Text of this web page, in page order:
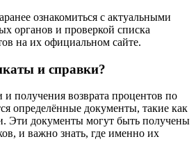
ознакомиться с актуальными
органов и проверкой списка
на их официальном сайте.
и справки?
получения возврата процентов по
определённые документы, такие как
Эти документы могут быть получены
и важно знать, где именно их